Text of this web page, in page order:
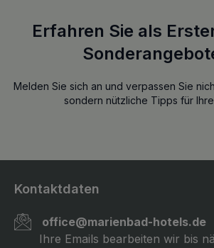
Erfahren Sie als
Melden Sie sich an und verpassen Sie
sondern nützliche Tipps für
Kontaktdaten
office@marienbad-hotels.de
Ihre Emails bearbeiten wir bis